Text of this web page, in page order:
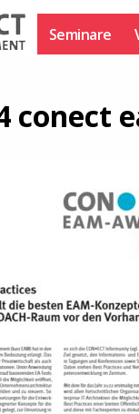
Seminare
conect